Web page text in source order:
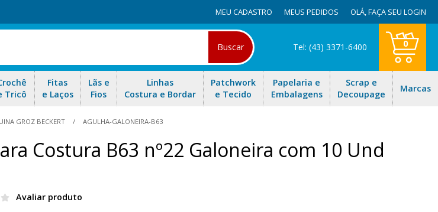
MEU CADASTRO MEUS PEDIDOS OLÁ,FAÇA SEU LOGIN
Buscar Tel: (43) 3371-6400 0
Tricô
Fitas
e Laços
Lãs e
Fios
Linhas
Costura e Bordar
Patchwork
e Tecido
Papelaria e
Embalagens
Scrap e
Decoupage
Marcas
GROZ BECKERT AGULHA-GALONEIRA-B63
Costura B63 nº22 Galoneira com 10 Und
Avaliar produto